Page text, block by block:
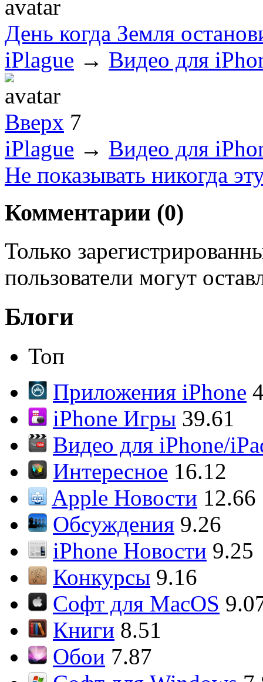
День когда Земля
iPlague → Видео для
Вверх 7
iPlague → Видео для
Не показывать никогда
Комментарии (0)
Только
пользователи могут
Блоги
Топ
Приложения iPhone
iPhone Игры 39.61
Видео для iPhone/
Интересное 16.12
Apple Новости 12.66
Обсуждения 9.26
iPhone Новости 9.25
Конкурсы 9.16
Софт для MacOS
Книги 8.51
Обои 7.87